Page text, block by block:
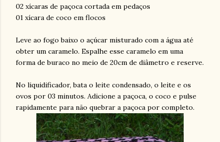
02 xícaras de paçoca cortada em pedaços
01 xícara de coco em flocos
Leve ao fogo baixo o açúcar misturado com a água até
obter um caramelo. Espalhe esse caramelo em uma
forma de buraco no meio de 20cm de diâmetro e reserve.
No liquidificador, bata o leite condensado, o leite e os
ovos por 03 minutos. Adicione a paçoca, o coco e pulse
rapidamente para não quebrar a paçoca por completo.